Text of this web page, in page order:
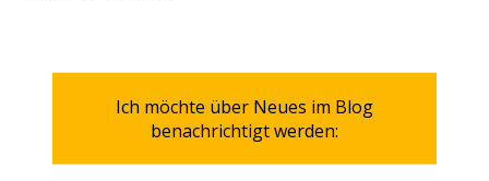
Ich möchte über Neues im Blog
benachrichtigt werden: